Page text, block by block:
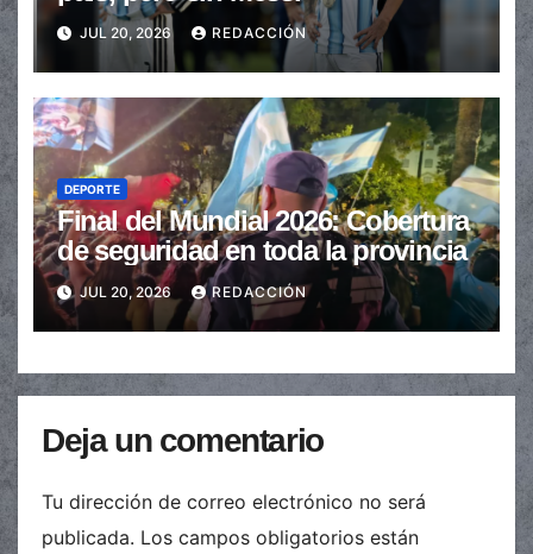
JUL 20, 2026 REDACCIÓN
DEPORTE
Final del Mundial 2026: Cobertura
de seguridad en toda la provincia
JUL 20, 2026 REDACCIÓN
Deja un comentario
Tu dirección de correo electrónico no será
publicada. Los campos obligatorios están